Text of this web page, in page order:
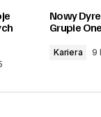
Nowy
Grupie
Kariera 9